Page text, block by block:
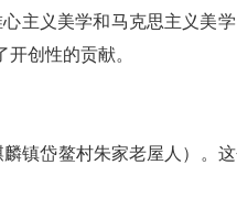
主义美学和马克思主义美学
创性的贡献。
镇岱鳌村朱家老屋人）。